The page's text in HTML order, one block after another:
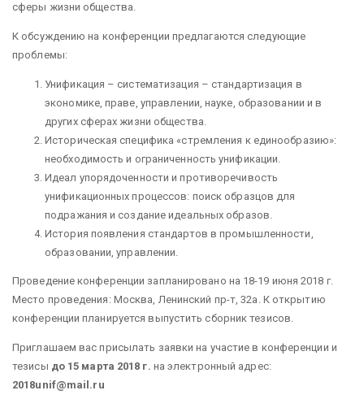
сферы жизни общества.
К обсуждению на конференции предлагаются следующие
проблемы:
Унификация – систематизация – стандартизация в
экономике, праве, управлении, науке, образовании и в
других сферах жизни общества.
Историческая специфика «стремления к единообразию»:
необходимость и ограниченность унификации.
Идеал упорядоченности и противоречивость
унификационных процессов: поиск образцов для
подражания и создание идеальных образов.
История появления стандартов в промышленности,
образовании, управлении.
Проведение конференции запланировано на 18-19 июня 2018 г.
Место проведения: Москва, Ленинский пр-т, 32а. К открытию
конференции планируется выпустить сборник тезисов.
Приглашаем вас присылать заявки на участие в конференции и
тезисы до 15 марта 2018 г. на электронный адрес:
2018unif@mail.ru